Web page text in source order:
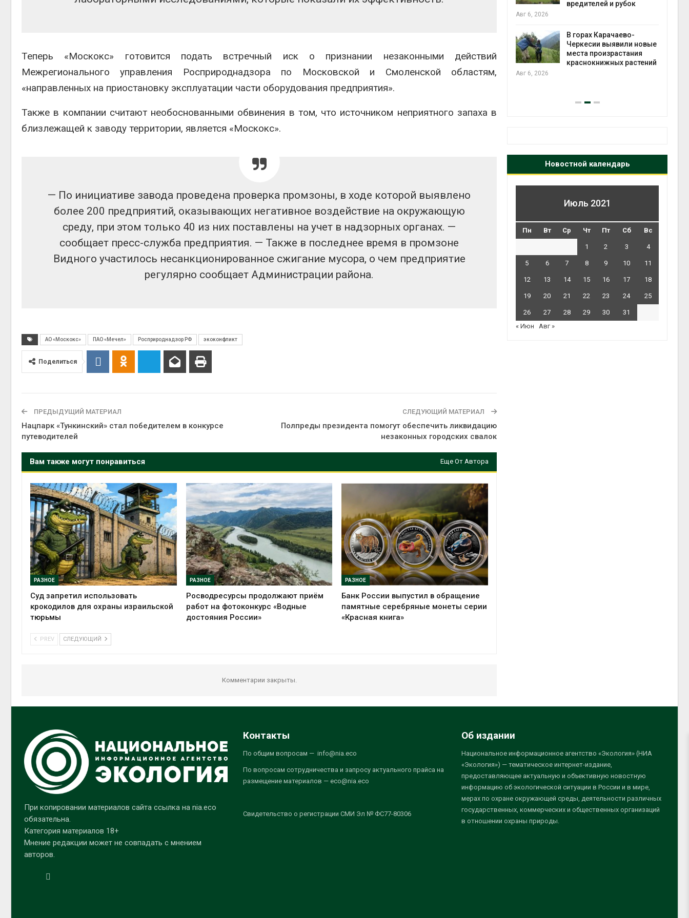
Теперь «Москокс» готовится подать встречный иск о признании незаконными действий
Межрегионального управления Росприроднадзора по Московской и Смоленской областям,
«направленных на приостановку эксплуатации части оборудования предприятия».
Также в компании считают необоснованными обвинения в том, что источником неприятного запаха в
близлежащей к заводу территории, является «Москокс».
— По инициативе завода проведена проверка промзоны, в ходе которой выявлено
более 200 предприятий, оказывающих негативное воздействие на окружающую
среду, при этом только 40 из них поставлены на учет в надзорных органах. —
сообщает пресс-служба предприятия. — Также в последнее время в промзоне
Видного участилось несанкционированное сжигание мусора, о чем предприятие
регулярно сообщает Администрации района.
АО «Москокс» ПАО «Мечел» Росприроднадзор РФ экоконфликт
Поделиться
ПРЕДЫДУЩИЙ МАТЕРИАЛ
Нацпарк «Тункинский» стал победителем в конкурсе
путеводителей
СЛЕДУЮЩИЙ МАТЕРИАЛ
Полпреды президента помогут обеспечить ликвидацию
незаконных городских свалок
Вам также могут понравиться Еще От Автора
РАЗНОЕ
Суд запретил использовать
крокодилов для охраны израильской
тюрьмы
РАЗНОЕ
Росводресурсы продолжают приём
работ на фотоконкурс «Водные
достояния России»
РАЗНОЕ
Банк России выпустил в обращение
памятные серебряные монеты серии
«Красная книга»
PREV СЛЕДУЮЩИЙ
Комментарии закрыты.
рекордного дождевого
ликвидируют
последствия разлива
химикатов после пожара
Авг 6, 2026
строительство мусорных
Панамский канал вновь
ограничивает загрузку
судов из-за дефицита
Авг 6, 2026
вредителей и рубок
Авг 6, 2026
В горах Карачаево-
Черкесии выявили новые
места произрастания
краснокнижных растений
Авг 6, 2026
Новостной календарь
Июль 2021
Пн Вт Ср Чт Пт Сб Вс
1 2 3 4
5 6 7 8 9 10 11
12 13 14 15 16 17 18
19 20 21 22 23 24 25
26 27 28 29 30
31
« Июн
Авг »
При копировании материалов сайта ссылка на nia.eco
обязательна.
Категория материалов 18+
Мнение редакции может не совпадать с мнением
авторов.
Контакты
По общим вопросам — info@nia.eco
По вопросам сотрудничества и запросу актуального прайса на
размещение материалов — eco@nia.eco
Свидетельство о регистрации СМИ Эл № ФС77-80306
Об издании
Национальное информационное агентство «Экология» (НИА
«Экология») — тематическое интернет-издание,
предоставляющее актуальную и объективную новостную
информацию об экологической ситуации в России и в мире,
мерах по охране окружающей среды, деятельности различных
государственных, коммерческих и общественных организаций
в отношении охраны природы.